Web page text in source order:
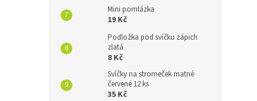
Mini pomlázka
19 Kč
Podložka pod svíčku zápich
zlatá
8 Kč
Svíčky na stromeček matné
červené 12 ks
35 Kč